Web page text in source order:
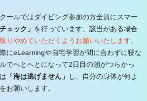
ールではダイビング参加の方全員にスマー
ェック」 を行っています、該当がある場合
りやめていただくようお願いいたします。
にeLearningや自宅学習が間に合わずに寝な
でへとへとになって2日目の朝がつらかっ
「海は逃げません」
し、自分の身体が何よ
お願いします。